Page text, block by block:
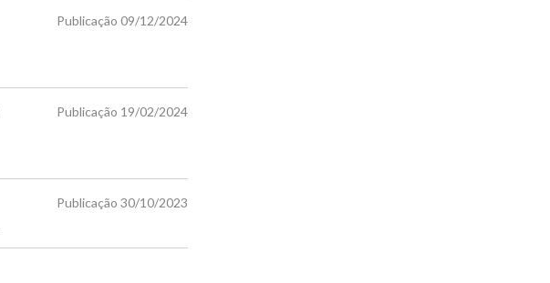
Publicação 09/12/2024
Publicação 19/02/2024
Publicação 30/10/2023